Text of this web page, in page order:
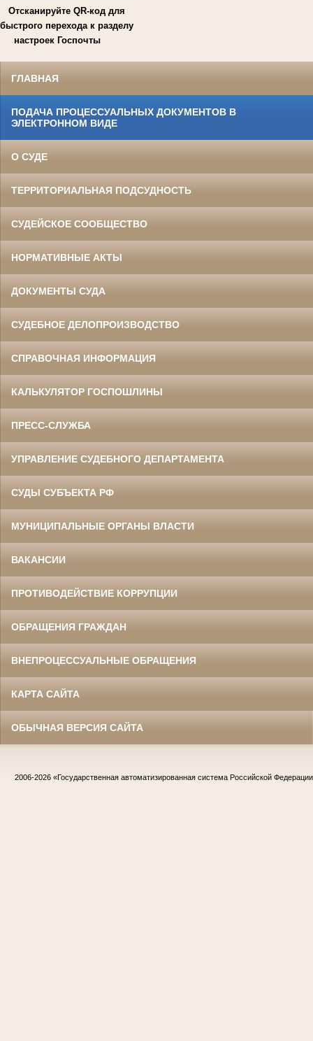
Отсканируйте QR-код для
быстрого перехода к разделу
настроек Госпочты
ГЛАВНАЯ
ПОДАЧА ПРОЦЕССУАЛЬНЫХ ДОКУМЕНТОВ В
ЭЛЕКТРОННОМ ВИДЕ
О СУДЕ
ТЕРРИТОРИАЛЬНАЯ ПОДСУДНОСТЬ
СУДЕЙСКОЕ СООБЩЕСТВО
НОРМАТИВНЫЕ АКТЫ
ДОКУМЕНТЫ СУДА
СУДЕБНОЕ ДЕЛОПРОИЗВОДСТВО
СПРАВОЧНАЯ ИНФОРМАЦИЯ
КАЛЬКУЛЯТОР ГОСПОШЛИНЫ
ПРЕСС-СЛУЖБА
УПРАВЛЕНИЕ СУДЕБНОГО ДЕПАРТАМЕНТА
СУДЫ СУБЪЕКТА РФ
МУНИЦИПАЛЬНЫЕ ОРГАНЫ ВЛАСТИ
ВАКАНСИИ
ПРОТИВОДЕЙСТВИЕ КОРРУПЦИИ
ОБРАЩЕНИЯ ГРАЖДАН
ВНЕПРОЦЕССУАЛЬНЫЕ ОБРАЩЕНИЯ
КАРТА САЙТА
ОБЫЧНАЯ ВЕРСИЯ САЙТА
2006-2026 «Государственная автоматизированная система Российской